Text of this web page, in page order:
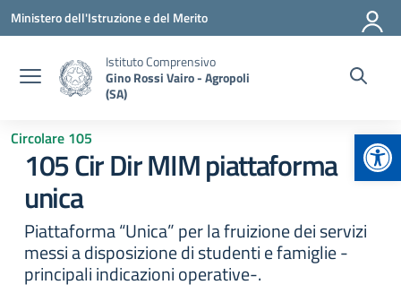
Vai ai contenuti
Vai al menu di navigazione
Vai al footer
Ministero dell'Istruzione e del Merito
Istituto Comprensivo
Gino Rossi Vairo - Agropoli
(SA)
Circolare 105
105 Cir Dir MIM piattaforma
unica
Piattaforma “Unica” per la fruizione dei servizi
messi a disposizione di studenti e famiglie -
principali indicazioni operative-.